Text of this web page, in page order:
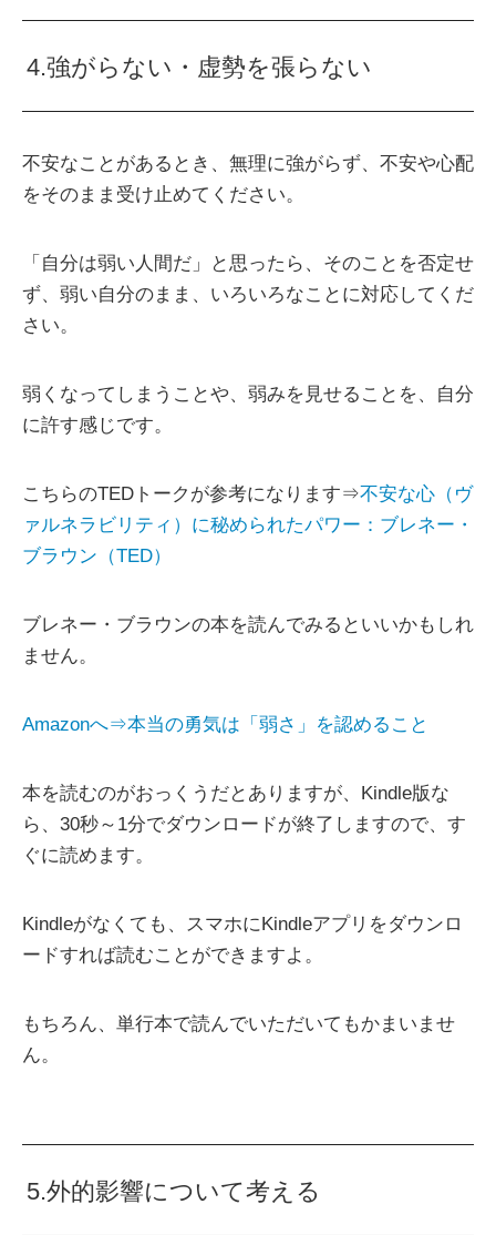
4.強がらない・虚勢を張らない
不安なことがあるとき、無理に強がらず、不安や心配
をそのまま受け止めてください。
「自分は弱い人間だ」と思ったら、そのことを否定せ
ず、弱い自分のまま、いろいろなことに対応してくだ
さい。
弱くなってしまうことや、弱みを見せることを、自分
に許す感じです。
こちらのTEDトークが参考になります⇒不安な心（ヴ
ァルネラビリティ）に秘められたパワー：ブレネー・
ブラウン（TED）
ブレネー・ブラウンの本を読んでみるといいかもしれ
ません。
Amazonへ⇒本当の勇気は「弱さ」を認めること
本を読むのがおっくうだとありますが、Kindle版な
ら、30秒～1分でダウンロードが終了しますので、す
ぐに読めます。
Kindleがなくても、スマホにKindleアプリをダウンロ
ードすれば読むことができますよ。
もちろん、単行本で読んでいただいてもかまいませ
ん。
5.外的影響について考える